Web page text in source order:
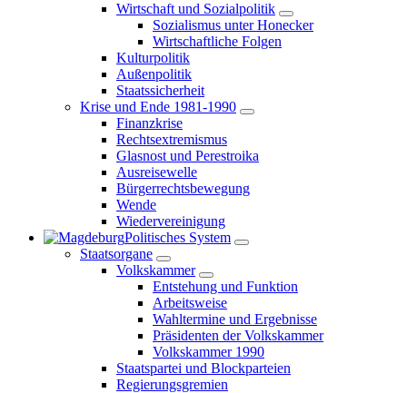
Wirtschaft und Sozialpolitik
Sozialismus unter Honecker
Wirtschaftliche Folgen
Kulturpolitik
Außenpolitik
Staatssicherheit
Krise und Ende 1981-1990
Finanzkrise
Rechtsextremismus
Glasnost und Perestroika
Ausreisewelle
Bürgerrechtsbewegung
Wende
Wiedervereinigung
Politisches System
Staatsorgane
Volkskammer
Entstehung und Funktion
Arbeitsweise
Wahltermine und Ergebnisse
Präsidenten der Volkskammer
Volkskammer 1990
Staatspartei und Blockparteien
Regierungsgremien